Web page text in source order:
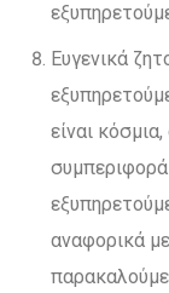
Ευγενικά
είναι
αναφορικά